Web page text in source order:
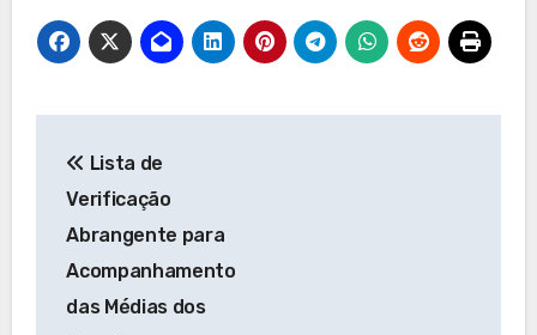
navigation
Lista de
Verificação
Abrangente para
Acompanhamento
das Médias dos